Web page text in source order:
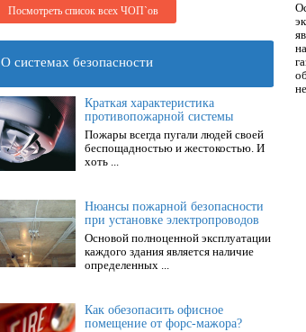
Посмотреть список всех ЧОП`ов
О системах безопасности
Краткая характеристика
противопожарной системы
Пожары всегда пугали людей своей
беспощадностью и жестокостью. И
хоть ...
Нюансы пожарной безопасности
при установке электропроводов
Основой полноценной эксплуатации
каждого здания является наличие
определенных ...
Как обезопасить офисное
помещение от форс-мажора?